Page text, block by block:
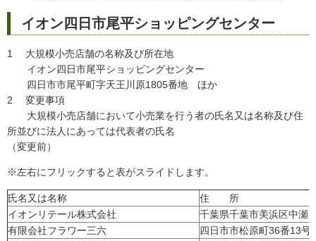
イオン四日市尾平ショッピングセンター
1 大規模小売店舗の名称及び所在地
イオン四日市尾平ショッピングセンター
四日市市尾平町字天王川原1805番地 ほか
2 変更事項
大規模小売店舗において小売業を行う者の氏名又は名称及び住
所並びに法人にあっては代表者の氏名
（変更前）
※左右にフリックすると表がスライドします。
氏名又は名称
住 所
イオンリテール株式会社
千葉県千葉市美浜区中瀬
有限会社フラワー三六
四日市市松原町36番13号